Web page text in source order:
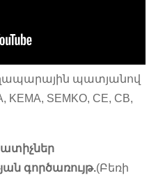
պատյանով
SEMKO, CE, CB,
գործառույթ.(Բեռի